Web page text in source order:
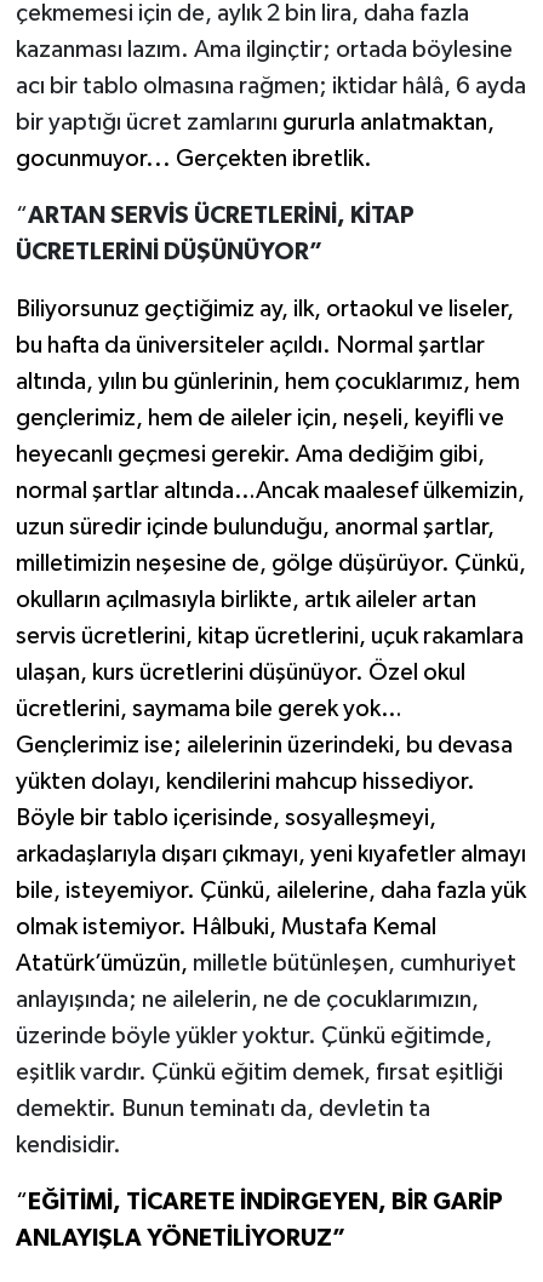
çekmemesi için de, aylık 2 bin lira, daha fazla
kazanması lazım. Ama ilginçtir; ortada böylesine
acı bir tablo olmasına rağmen; iktidar hâlâ, 6 ayda
bir yaptığı ücret zamlarını gururla anlatmaktan,
gocunmuyor... Gerçekten ibretlik.
“ARTAN SERVİS ÜCRETLERİNİ, KİTAP
ÜCRETLERİNİ DÜŞÜNÜYOR”
Biliyorsunuz geçtiğimiz ay, ilk, ortaokul ve liseler,
bu hafta da üniversiteler açıldı. Normal şartlar
altında, yılın bu günlerinin, hem çocuklarımız, hem
gençlerimiz, hem de aileler için, neşeli, keyifli ve
heyecanlı geçmesi gerekir. Ama dediğim gibi,
normal şartlar altında…Ancak maalesef ülkemizin,
uzun süredir içinde bulunduğu, anormal şartlar,
milletimizin neşesine de, gölge düşürüyor. Çünkü,
okulların açılmasıyla birlikte, artık aileler artan
servis ücretlerini, kitap ücretlerini, uçuk rakamlara
ulaşan, kurs ücretlerini düşünüyor. Özel okul
ücretlerini, saymama bile gerek yok…
Gençlerimiz ise; ailelerinin üzerindeki, bu devasa
yükten dolayı, kendilerini mahcup hissediyor.
Böyle bir tablo içerisinde, sosyalleşmeyi,
arkadaşlarıyla dışarı çıkmayı, yeni kıyafetler almayı
bile, isteyemiyor. Çünkü, ailelerine, daha fazla yük
olmak istemiyor. Hâlbuki, Mustafa Kemal
Atatürk’ümüzün, milletle bütünleşen, cumhuriyet
anlayışında; ne ailelerin, ne de çocuklarımızın,
üzerinde böyle yükler yoktur. Çünkü eğitimde,
eşitlik vardır. Çünkü eğitim demek, fırsat eşitliği
demektir. Bunun teminatı da, devletin ta
kendisidir.
“ EĞİTİMİ, TİCARETE İNDİRGEYEN, BİR GARİP
ANLAYIŞLA YÖNETİLİYORUZ”